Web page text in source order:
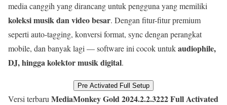
media canggih yang dirancang untuk pengguna yang memiliki
koleksi musik dan video besar. Dengan fitur-fitur premium
seperti auto-tagging, konversi format, sync dengan perangkat
mobile, dan banyak lagi — software ini cocok untukaudiophile,
DJ, hingga kolektor musik digital.
Pre Activated Full Setup
Versi terbaru MediaMonkey Gold 2024.2.2.3222 Full Activated